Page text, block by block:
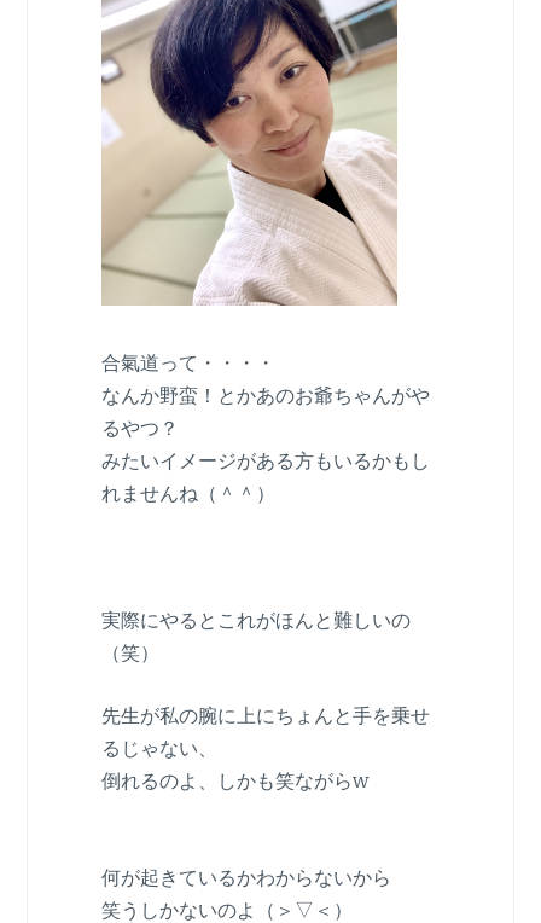
合氣道って・・・・
なんか野蛮！とかあのお爺ちゃんがや
るやつ？
みたいイメージがある方もいるかもし
れませんね（＾＾）
実際にやるとこれがほんと難しいの
（笑）
先生が私の腕に上にちょんと手を乗せ
るじゃない、
倒れるのよ、しかも笑ながらw
何が起きているかわからないから
笑うしかないのよ（＞▽＜）